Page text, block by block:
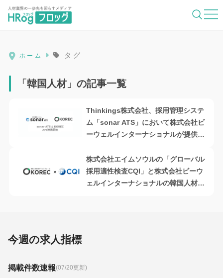
HRog | 人材業界の一歩先を照らすメディ
ホーム タグ
「韓国人材」の記事一覧
Thinkings株式会社、採用管理システ
ム「sonar ATS」において株式会社ビ
ーウェルインターナショナルが提供す
トフォーム「KOREC オンライン」と
のAPI連携を開始
株式会社エイムソウルの「グローバル
採用適性検査CQI」と株式会社ビーウ
ェルインターナショナルの韓国人材採
今週の求人指標
掲載件数速報(07/20更新)